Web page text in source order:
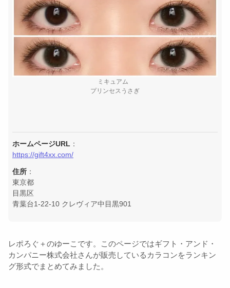
ミキュアム
プリンセスうさぎ
ホームページURL ：
https://gift4xx.com/
住所 ：
東京都
目黒区
青葉台1-22-10 クレヴィア中目黒901
レポろぐ＋のゆーこです。このページではギフト・アンド・
カンパニー株式会社さんが販売しているカラコンをランキン
グ形式でまとめてみました。